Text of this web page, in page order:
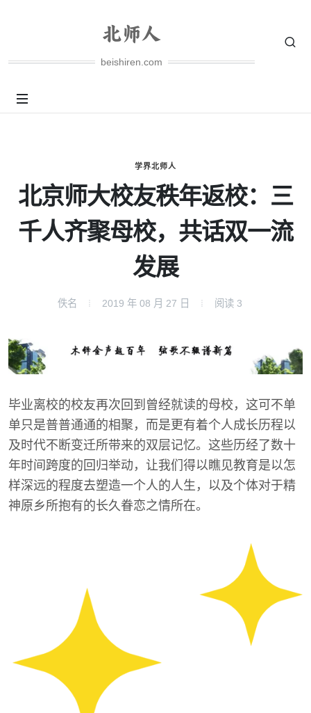
beishiren.com
学界北师人
北京师大校友秩年返校：三
千人齐聚母校，共话双一流
发展
佚名 2019 年 08 月 27 日 阅读 3
毕业离校的校友再次回到曾经就读的母校，这可不单
单只是普普通通的相聚，而是更有着个人成长历程以
及时代不断变迁所带来的双层记忆。这些历经了数十
年时间跨度的回归举动，让我们得以瞧见教育是以怎
样深远的程度去塑造一个人的人生，以及个体对于精
神原乡所抱有的长久眷恋之情所在。